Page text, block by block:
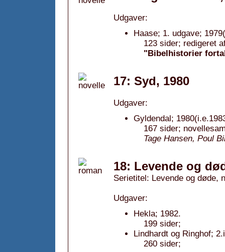
Udgaver:
Haase; 1. udgave;
123 sider; redigeret
"Bibelhistorier
17: Syd, 1980
Udgaver:
Gyldendal;
167 sider;
Tage Hansen, Poul
18: Levende og
Serietitel: Levende og døde,
Udgaver:
Hekla; 1982.
199 sider;
Lindhardt og Ringhof;
260 sider;